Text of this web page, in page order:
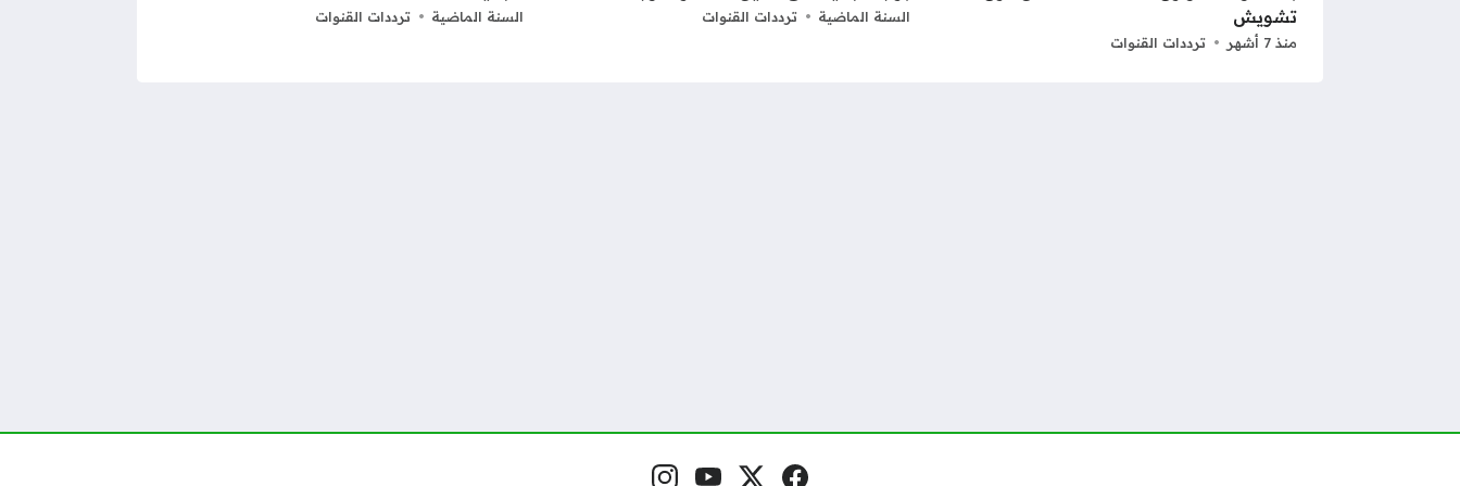
تشويش
منذ 7 أشهر ترددات القنوات
السنة الماضية ترددات القنوات السنة الماضية ترددات القنوات